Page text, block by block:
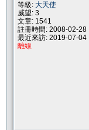
等級: 大天使
威望: 3
文章: 1541
註冊時間: 2008-02-28
最近來訪: 2019-07-04
離線